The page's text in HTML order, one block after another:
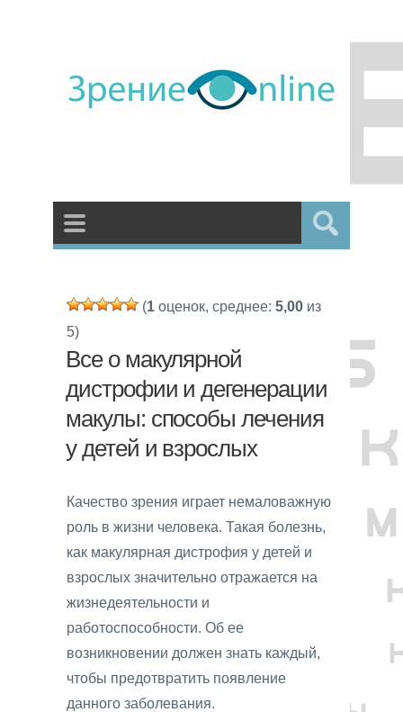
(1 оценок, среднее: 5,00 из
5)
Все о макулярной
дистрофии и дегенерации
макулы: способы лечения
у детей и взрослых
Качество зрения играет немаловажную
роль в жизни человека. Такая болезнь,
как макулярная дистрофия у детей и
взрослых значительно отражается на
жизнедеятельности и
работоспособности. Об ее
возникновении должен знать каждый,
чтобы предотвратить появление
данного заболевания.